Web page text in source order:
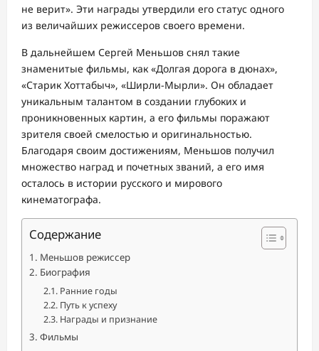
не верит». Эти награды утвердили его статус одного
из величайших режиссеров своего времени.
В дальнейшем Сергей Меньшов снял такие
знаменитые фильмы, как «Долгая дорога в дюнах»,
«Старик Хоттабыч», «Ширли-Мырли». Он обладает
уникальным талантом в создании глубоких и
проникновенных картин, а его фильмы поражают
зрителя своей смелостью и оригинальностью.
Благодаря своим достижениям, Меньшов получил
множество наград и почетных званий, а его имя
осталось в истории русского и мирового
кинематографа.
Содержание
Меньшов режиссер
Биография
Ранние годы
Путь к успеху
Награды и признание
Фильмы